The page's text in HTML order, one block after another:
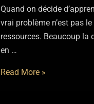
Quand on décide
vrai problème n’est pas
ressources. Beaucoup la
en …
Apprendre
Read More »